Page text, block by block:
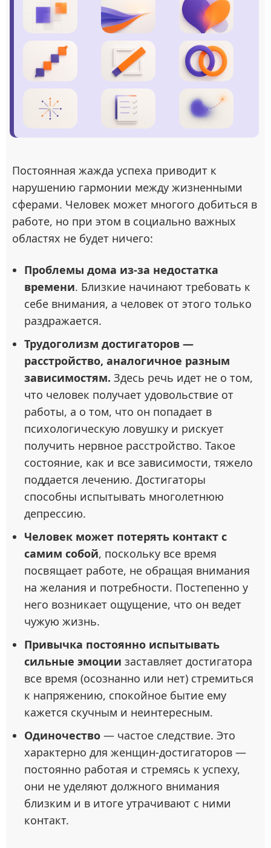
Постоянная жажда успеха приводит к
нарушению гармонии между жизненными
сферами. Человек может многого добиться в
работе, но при этом в социально важных
областях не будет ничего:
Проблемы дома из-за недостатка
времени. Близкие начинают требовать к
себе внимания, а человек от этого только
раздражается.
Трудоголизм достигаторов —
расстройство, аналогичное разным
зависимостям. Здесь речь идет не о том,
что человек получает удовольствие от
работы, а о том, что он попадает в
психологическую ловушку и рискует
получить нервное расстройство. Такое
состояние, как и все зависимости, тяжело
поддается лечению. Достигаторы
способны испытывать многолетнюю
депрессию.
Человек может потерять контакт с
самим собой, поскольку все время
посвящает работе, не обращая внимания
на желания и потребности. Постепенно у
него возникает ощущение, что он ведет
чужую жизнь.
Привычка постоянно испытывать
сильные эмоции заставляет достигатора
все время (осознанно или нет) стремиться
к напряжению, спокойное бытие ему
кажется скучным и неинтересным.
Одиночество — частое следствие. Это
характерно для женщин-достигаторов —
постоянно работая и стремясь к успеху,
они не уделяют должного внимания
близким и в итоге утрачивают с ними
контакт.